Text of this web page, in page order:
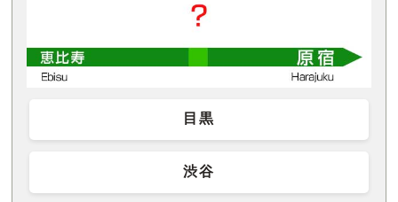
目黒
渋谷